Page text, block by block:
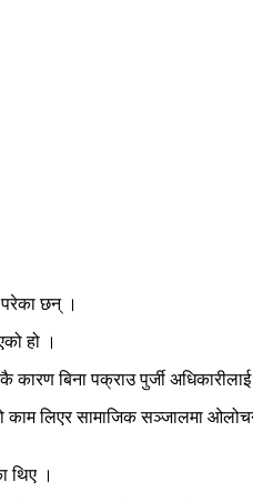
परेका छन् ।
हो ।
बिना पक्राउ पुर्जी
काम लिएर सामाजिक सञ्जालमा
थिए ।